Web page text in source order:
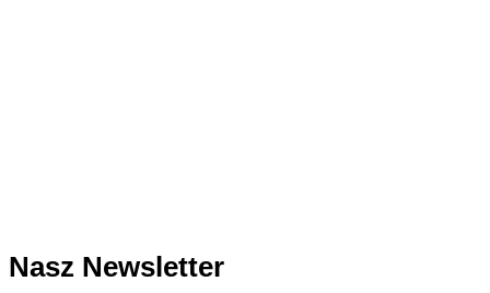
Nasz Newsletter